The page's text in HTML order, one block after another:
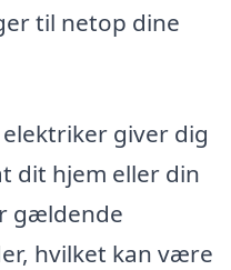
til netop dine
giver dig
dit hjem eller din
gældende
hvilket kan være